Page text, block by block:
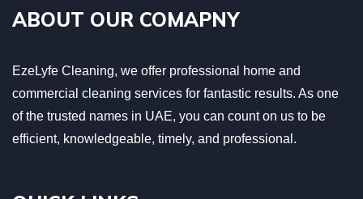
ABOUT OUR COMAPNY
EzeLyfe Cleaning, we offer professional home and
commercial cleaning services for fantastic results. As one
of the trusted names in UAE, you can count on us to be
efficient, knowledgeable, timely, and professional.